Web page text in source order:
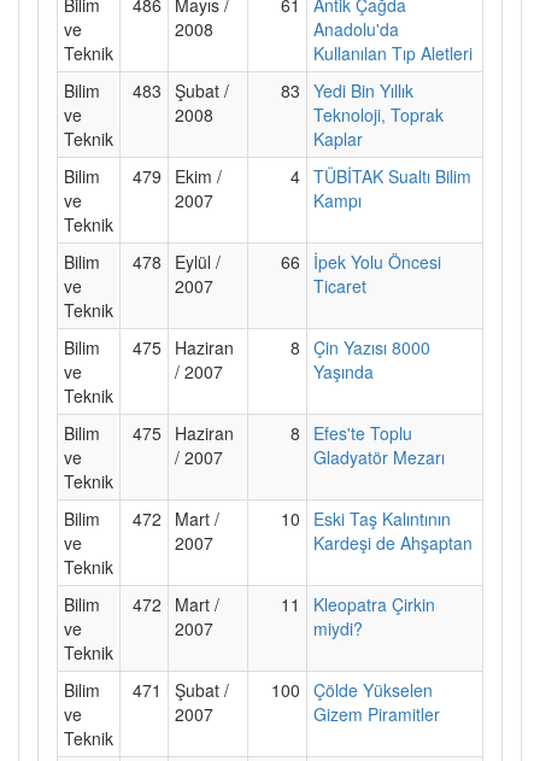
ve
Teknik
2008
Anadolu'da
Kullanılan Tıp Aletleri
Bilim
ve
Teknik
483 Şubat /
2008
83 Yedi Bin Yıllık
Teknoloji, Toprak
Kaplar
Bilim
ve
Teknik
479
Ekim /
2007
4 TÜBİTAK Sualtı Bilim
Kampı
Bilim
ve
Teknik
478
Eylül /
2007
66
İpek Yolu Öncesi
Ticaret
Bilim
ve
Teknik
475 Haziran
/ 2007
8 Çin Yazısı 8000
Yaşında
Bilim
ve
Teknik
475 Haziran
/ 2007
8
Efes'te Toplu
Gladyatör Mezarı
Bilim
ve
Teknik
472
Mart /
2007
10
Eski Taş Kalıntının
Kardeşi de Ahşaptan
Bilim
ve
Teknik
472
Mart /
2007
11
Kleopatra Çirkin
miydi?
Bilim
ve
Teknik
471
Şubat /
2007
100 Çölde Yükselen
Gizem Piramitler